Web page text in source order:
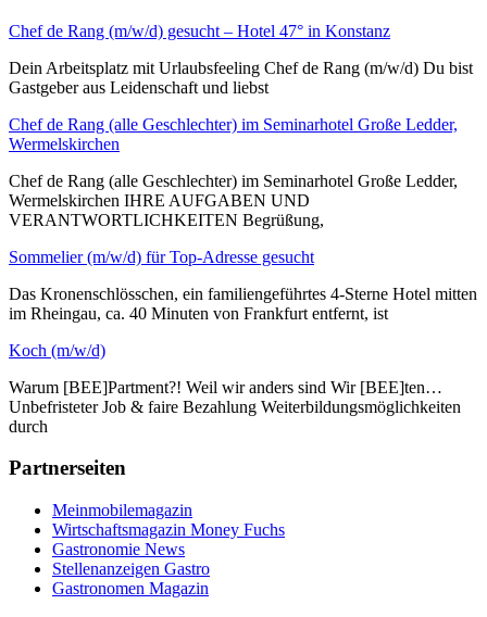
Chef de Rang (m/w/d) gesucht – Hotel 47° in Konstanz
Dein Arbeitsplatz mit Urlaubsfeeling Chef de Rang (m/w/d) Du bist
Gastgeber aus Leidenschaft und liebst
Chef de Rang (alle Geschlechter) im Seminarhotel Große Ledder,
Wermelskirchen
Chef de Rang (alle Geschlechter) im Seminarhotel Große Ledder,
Wermelskirchen IHRE AUFGABEN UND
VERANTWORTLICHKEITEN Begrüßung,
Sommelier (m/w/d) für Top-Adresse gesucht
Das Kronenschlösschen, ein familiengeführtes 4-Sterne Hotel mitten
im Rheingau, ca. 40 Minuten von Frankfurt entfernt, ist
Koch (m/w/d)
Warum [BEE]Partment?! Weil wir anders sind Wir [BEE]ten…
Unbefristeter Job & faire Bezahlung Weiterbildungsmöglichkeiten
durch
Partnerseiten
Meinmobilemagazin
Wirtschaftsmagazin Money Fuchs
Gastronomie News
Stellenanzeigen Gastro
Gastronomen Magazin